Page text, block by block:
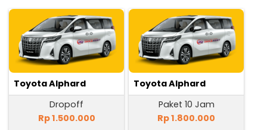
Toyota Alphard
Dropoff
Rp 1.500.000
Toyota Alphard
Paket 10 Jam
Rp 1.800.000